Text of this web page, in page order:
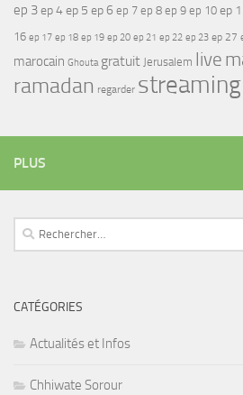
ep 3ep 4ep 5 ep 6 ep 7 ep 8 ep 9 ep 10 ep
16 ep 17 ep 18 ep 19 ep 20 ep 21 ep 22 ep 23 ep 27
marocain Ghouta gratuit Jerusalem live
ramadan regarder streaming
PLUS
Rechercher :
CATÉGORIES
Actualités et Infos
Chhiwate Sorour